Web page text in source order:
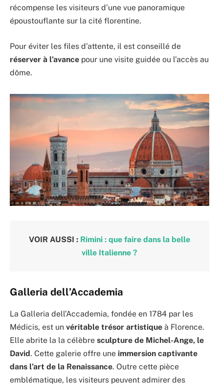
récompense les visiteurs d’une vue panoramique
époustouflante sur la cité florentine.
Pour éviter les files d’attente, il est conseillé de
réserver à l’avance pour une visite guidée ou l’accès au
dôme.
VOIR AUSSI : Rimini : que faire dans la belle
ville Italienne ?
Galleria dell’Accademia
La Galleria dell’Accademia, fondée en 1784 par les
Médicis, est un véritable trésor artistique à Florence.
Elle abrite la la célèbre sculpture de Michel-Ange, le
David. Cette galerie offre une immersion captivante
dans l’art de la Renaissance. Outre cette pièce
emblématique, les visiteurs peuvent admirer des